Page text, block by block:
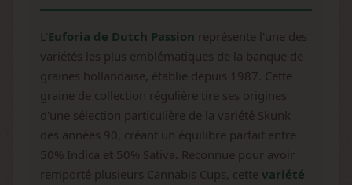
L'Euforia de Dutch Passion représente l'une des
variétés les plus emblématiques de la banque de
graines hollandaise, établie depuis 1987. Cette
graine de collection régulière tire ses origines
d'une sélection particulière de la variété Skunk
des années 90, créant un équilibre parfait entre
50% Indica et 50% Sativa. Reconnue pour avoir
remporté plusieurs Cannabis Cups, cette variété